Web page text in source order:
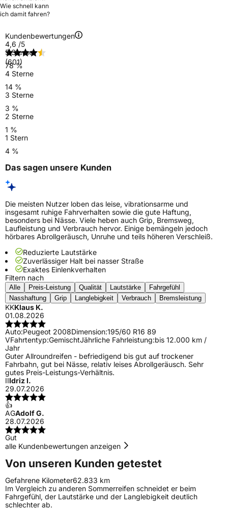
Wie schnell kann
ich damit fahren?
Kundenbewertungen
4,6 /5
(601)
5 Sterne
78 %
4 Sterne
14 %
3 Sterne
3 %
2 Sterne
1 %
1 Stern
4 %
Das sagen unsere Kunden
Die meisten Nutzer loben das leise, vibrationsarme und
insgesamt ruhige Fahrverhalten sowie die gute Haftung,
besonders bei Nässe. Viele heben auch Grip, Bremsweg,
Laufleistung und Verbrauch hervor. Einige bemängeln jedoch
hörbares Abrollgeräusch, Unruhe und teils höheren Verschleiß.
Reduzierte Lautstärke
Zuverlässiger Halt bei nasser Straße
Exaktes Einlenkverhalten
Filtern nach
Alle Preis-Leistung Qualität Lautstärke
Fahrgefühl
Nasshaftung
Grip Langlebigkeit Verbrauch Bremsleistung
KKKlaus K.
01.08.2026
Auto:Peugeot 2008Dimension:195/60 R16 89
VFahrtentyp:GemischtJährliche Fahrleistung:bis 12.000 km /
Jahr
Guter Allroundreifen - befriedigend bis gut auf trockener
Fahrbahn, gut bei Nässe, relativ leises Abrollgeräusch. Sehr
gutes Preis-Leistungs-Verhältnis.
IIIdriz I.
29.07.2026
👍
AGAdolf G.
28.07.2026
Gut
alle Kundenbewertungen anzeigen
Von unseren Kunden getestet
Gefahrene Kilometer62.833 km
Im Vergleich zu anderen Sommerreifen schneidet er beim
Fahrgefühl, der Lautstärke und der Langlebigkeit deutlich
schlechter ab.